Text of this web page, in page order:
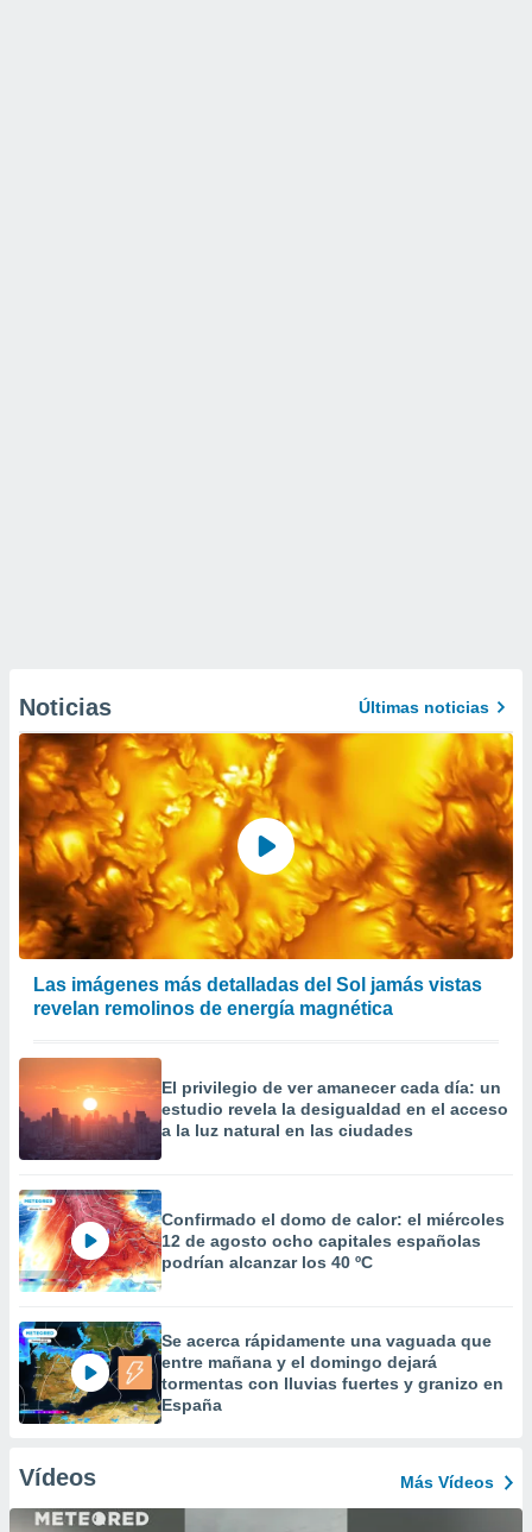
Noticias Últimas noticias
Las imágenes más detalladas del Sol jamás vistas
revelan remolinos de energía magnética
El privilegio de ver amanecer cada día: un
estudio revela la desigualdad en el acceso
a la luz natural en las ciudades
Confirmado el domo de calor: el miércoles
12 de agosto ocho capitales españolas
podrían alcanzar los 40 ºC
Se acerca rápidamente una vaguada que
entre mañana y el domingo dejará
tormentas con lluvias fuertes y granizo en
España
Vídeos Más Vídeos